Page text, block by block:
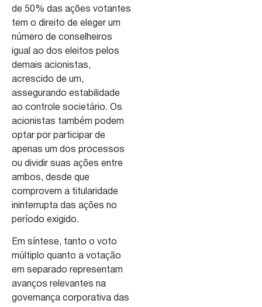
de 50% das ações votantes
tem o direito de eleger um
número de conselheiros
igual ao dos eleitos pelos
demais acionistas,
acrescido de um,
assegurando estabilidade
ao controle societário. Os
acionistas também podem
optar por participar de
apenas um dos processos
ou dividir suas ações entre
ambos, desde que
comprovem a titularidade
ininterrupta das ações no
período exigido.
Em síntese, tanto o voto
múltiplo quanto a votação
em separado representam
avanços relevantes na
governança corporativa das